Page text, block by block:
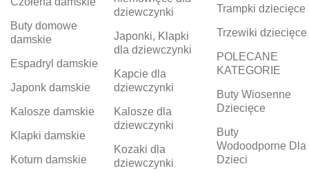
Buty domowe
damskie
Espadryl damskie
Japonk damskie
Kalosze damskie
Klapki damskie
Koturn damskie
dziewczynki
Japonki, Klapki
dla dziewczynki
Kapcie dla
dziewczynki
Kalosze dla
dziewczynki
Kozaki dla
dziewczynki
Trampki dziecięce
Trzewiki dziecięce
POLECANE
KATEGORIE
Buty Wiosenne
Dziecięce
Buty
Wodoodporne Dla
Dzieci